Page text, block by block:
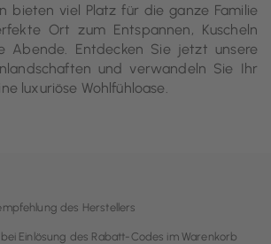
bieten viel Platz für die ganze Familie
Ort zum Entspannen, Kuscheln
Abende. Entdecken Sie jetzt unsere
und verwandeln Sie Ihr
luxuriöse Wohlfühloase.
des Herstellers
Einlösung des Rabatt-Codes im Warenkorb